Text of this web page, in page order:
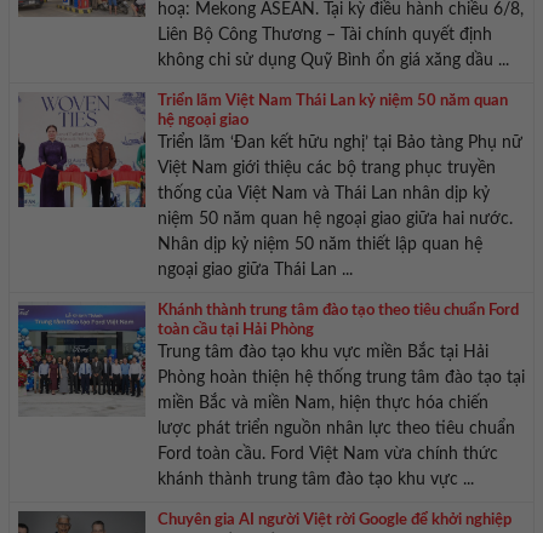
hoạ: Mekong ASEAN. Tại kỳ điều hành chiều 6/8,
Liên Bộ Công Thương – Tài chính quyết định
không chi sử dụng Quỹ Bình ổn giá xăng dầu ...
Triển lãm Việt Nam Thái Lan kỷ niệm 50 năm quan
hệ ngoại giao
Triển lãm ‘Đan kết hữu nghị’ tại Bảo tàng Phụ nữ
Việt Nam giới thiệu các bộ trang phục truyền
thống của Việt Nam và Thái Lan nhân dịp kỷ
niệm 50 năm quan hệ ngoại giao giữa hai nước.
Nhân dịp kỷ niệm 50 năm thiết lập quan hệ
ngoại giao giữa Thái Lan ...
Khánh thành trung tâm đào tạo theo tiêu chuẩn Ford
toàn cầu tại Hải Phòng
Trung tâm đào tạo khu vực miền Bắc tại Hải
Phòng hoàn thiện hệ thống trung tâm đào tạo tại
miền Bắc và miền Nam, hiện thực hóa chiến
lược phát triển nguồn nhân lực theo tiêu chuẩn
Ford toàn cầu. Ford Việt Nam vừa chính thức
khánh thành trung tâm đào tạo khu vực ...
Chuyên gia AI người Việt rời Google để khởi nghiệp